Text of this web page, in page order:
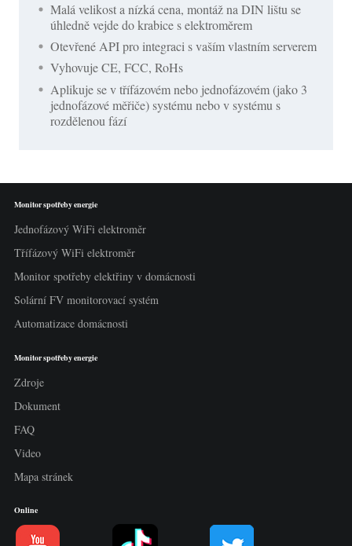
Malá velikost a nízká cena, montáž na DIN lištu se
úhledně vejde do krabice s elektroměrem
Otevřené API pro integraci s vaším vlastním serverem
Vyhovuje CE, FCC, RoHs
Aplikuje se v třífázovém nebo jednofázovém (jako 3
jednofázové měřiče) systému nebo v systému s
rozdělenou fází
Monitor spotřeby energie
Jednofázový WiFi elektroměr
Třífázový WiFi elektroměr
Monitor spotřeby elektřiny v domácnosti
Solární FV monitorovací systém
Automatizace domácnosti
Monitor spotřeby energie
Zdroje
Dokument
FAQ
Video
Mapa stránek
Online